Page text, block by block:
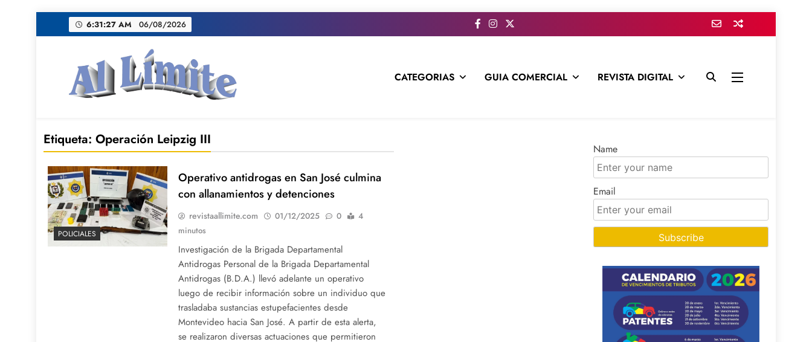
al
6:31:28 AM 06/08/2026
CATEGORIAS GUIA COMERCIAL REVISTA DIGITAL
Etiqueta: Operación Leipzig III
POLICIALES
Operativo antidrogas en San José culmina
con allanamientos y detenciones
revistaallimite.com 01/12/2025 0
4
minutos
Investigación de la Brigada Departamental
Antidrogas Personal de la Brigada Departamental
Antidrogas (B.D.A.) llevó adelante un operativo
luego de recibir información sobre un individuo que
trasladaba sustancias estupefacientes desde
Montevideo hacia San José. A partir de esta alerta,
se realizaron diversas actuaciones que permitieron
Name
Email